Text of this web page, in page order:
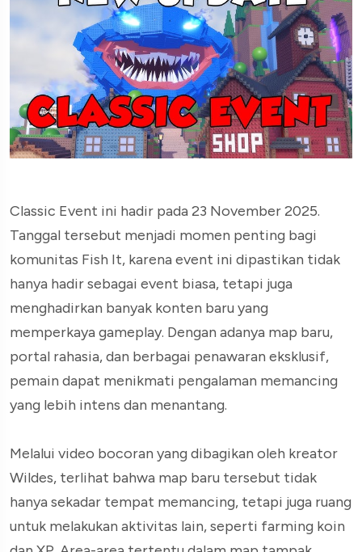
Classic Event ini hadir pada 23 November 2025.
Tanggal tersebut menjadi momen penting bagi
komunitas Fish It, karena event ini dipastikan tidak
hanya hadir sebagai event biasa, tetapi juga
menghadirkan banyak konten baru yang
memperkaya gameplay. Dengan adanya map baru,
portal rahasia, dan berbagai penawaran eksklusif,
pemain dapat menikmati pengalaman memancing
yang lebih intens dan menantang.
Melalui video bocoran yang dibagikan oleh kreator
Wildes, terlihat bahwa map baru tersebut tidak
hanya sekadar tempat memancing, tetapi juga ruang
untuk melakukan aktivitas lain, seperti farming koin